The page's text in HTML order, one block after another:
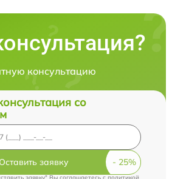
консультацию
со
Оставить заявку
заявку" Вы соглашаетесь cполитикой